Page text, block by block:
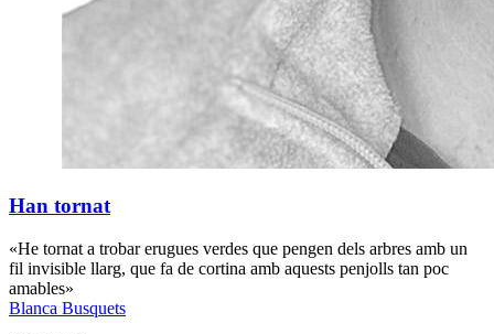
Han tornat
«He tornat a trobar erugues verdes que pengen dels arbres amb un
fil invisible llarg, que fa de cortina amb aquests penjolls tan poc
amables»
Blanca Busquets